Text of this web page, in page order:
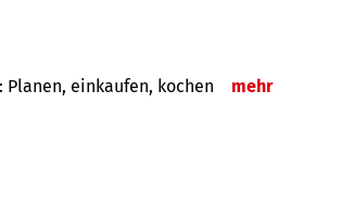
Planen, einkaufen, kochen mehr